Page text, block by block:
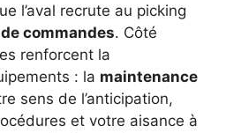
l’aval recrute au picking
commandes. Côté
renforcent la
: la maintenance
sens de l’anticipation,
et votre aisance à